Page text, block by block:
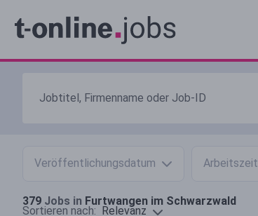
Veröffentlichungsdatum Arbeitszeit
379 Jobs in Furtwangen im Schwarzwald
Sortieren nach: Relevanz